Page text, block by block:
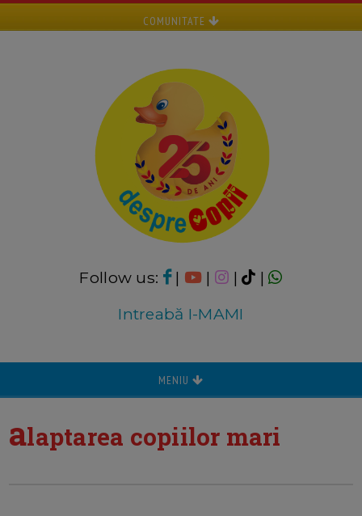
COMUNITATE
Follow us: | | |
|
Intreabă I-MAMI
MENIU
alaptarea copiilor mari